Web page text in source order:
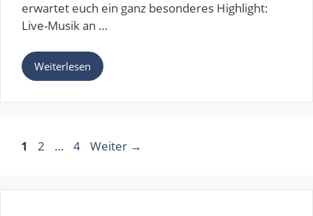
erwartet euch ein ganz besonderes Highlight:
Live-Musik an …
Weiterlesen
Seite
1 Seite
2 … Seite
4 Weiter →